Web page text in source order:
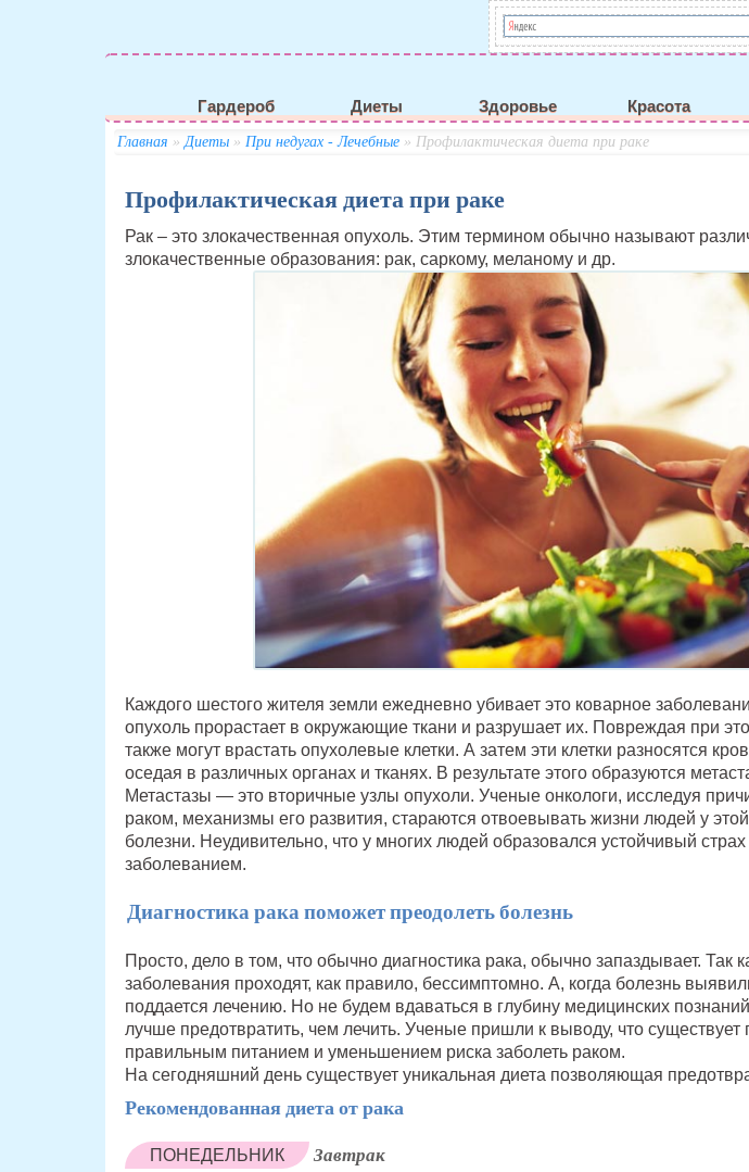
Гардероб Диеты Здоровье Красота
Главная » Диеты» При недугах - Лечебные» Профилактическая диета при раке
Профилактическая диета при раке
Рак – это злокачественная опухоль. Этим термином обычно называют
злокачественные образования: рак, саркому, меланому и др.
Каждого шестого жителя земли ежедневно убивает это коварное
опухоль прорастает в окружающие ткани и разрушает их. Повреждая при
также могут врастать опухолевые клетки. А затем эти клетки разносятся
оседая в различных органах и тканях. В результате этого образуются
Метастазы — это вторичные узлы опухоли. Ученые онкологи, исследуя
раком, механизмы его развития, стараются отвоевывать жизни людей у
болезни. Неудивительно, что у многих людей образовался устойчивый
заболеванием.
Диагностика рака поможет преодолеть болезнь
Просто, дело в том, что обычно диагностика рака, обычно запаздывает. Так
заболевания проходят, как правило, бессимптомно. А, когда болезнь
поддается лечению. Но не будем вдаваться в глубину медицинских
лучше предотвратить, чем лечить. Ученые пришли к выводу, что
правильным питанием и уменьшением риска заболеть раком.
На сегодняшний день существует уникальная диета позволяющая
Рекомендованная диета от рака
ПОНЕДЕЛЬНИК Завтрак